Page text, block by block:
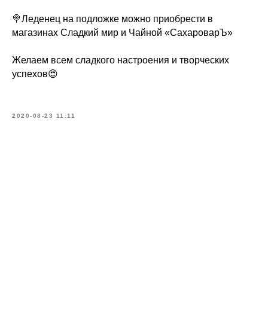
🍭Леденец на подложке можно приобрести в
магазинах Сладкий мир и Чайной «СахароварЪ»
Желаем всем сладкого настроения и творческих
успехов😍
2020-08-23 11:11